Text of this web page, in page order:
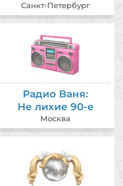
Санкт-Петербург
Радио Ваня:
Не лихие 90-е
Москва